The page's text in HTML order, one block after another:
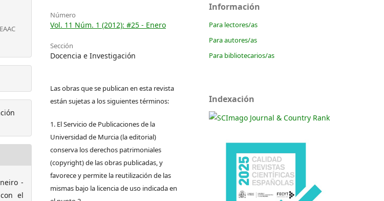
-
el
Número
Vol. 11 Núm. 1 (2012): #25 - Enero
Sección
Docencia e Investigación
Las obras que se publican en esta revista
están sujetas a los siguientes términos:
1. El Servicio de Publicaciones de la
Universidad de Murcia (la editorial)
conserva los derechos patrimoniales
(copyright) de las obras publicadas, y
favorece y permite la reutilización de las
mismas bajo la licencia de uso indicada en
Información
Para lectores/as
Para autores/as
Para bibliotecarios/as
Indexación